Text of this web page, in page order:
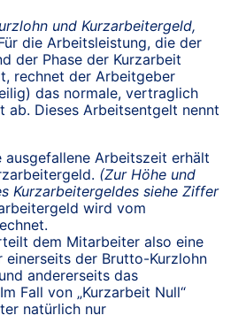
und Kurzarbeitergeld,
die Arbeitsleistung, die der
der Phase der Kurzarbeit
rechnet der Arbeitgeber
das normale, vertraglich
ab. Dieses Arbeitsentgelt nennt
ausgefallene Arbeitszeit erhält
(Zur Höhe und
Kurzarbeitergeldes siehe Ziffer
wird vom
dem Mitarbeiter also eine
einerseits der Brutto-Kurzlohn
andererseits das
Fall von „Kurzarbeit Null“
natürlich nur